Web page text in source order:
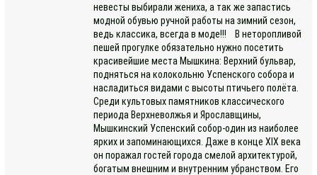
невесты выбирали жениха, а так же запастись
модной обувью ручной работы на зимний сезон,
ведь классика, всегда в моде!!! В неторопливой
пешей прогулке обязательно нужно посетить
красивейшие места Мышкина: Верхний бульвар,
подняться на колокольню Успенского собора и
насладиться видами с высоты птичьего полёта.
Среди культовых памятников классического
периода Верхневолжья и Ярославщины,
Мышкинский Успенский собор-один из наиболее
ярких и запоминающихся. Даже в конце XIX века
он поражал гостей города смелой архитектурой,
богатым внешним и внутренним убранством. Его